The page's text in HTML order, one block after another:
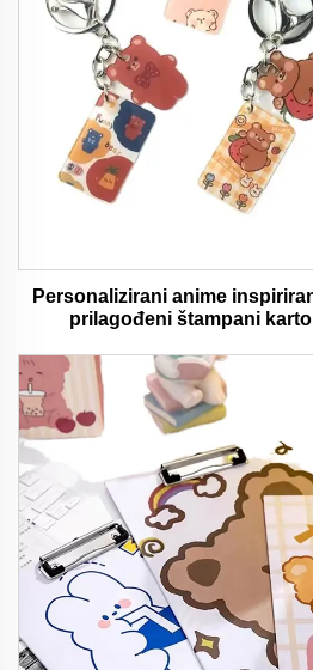
Personalizirani anime
prilagođeni štampani